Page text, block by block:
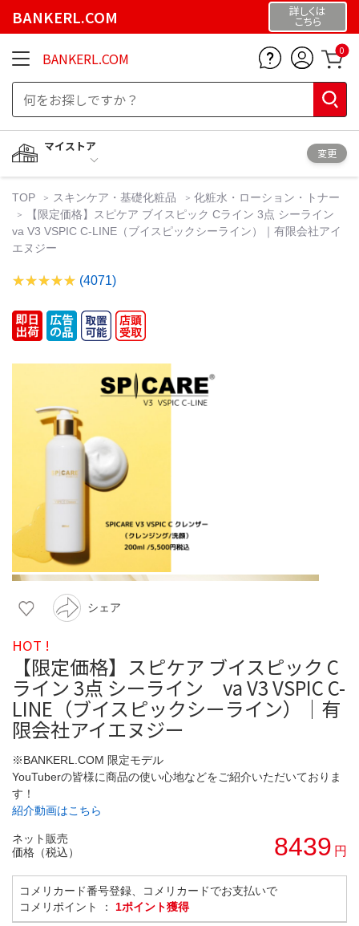
BANKERL.COM 詳しくは
こちら
BANKERL.COM 0
マイストア
変更
TOP スキンケア・基礎化粧品
化粧水・ローション・トナー
【限定価格】スピケア ブイスピック Cライン 3点 シーライン
va V3 VSPIC C-LINE（ブイスピックシーライン）｜有限会社アイ
エヌジー
(4071)
シェア
HOT !
【限定価格】スピケア ブイスピック C
ライン 3点 シーライン va V3 VSPIC C-
LINE（ブイスピックシーライン）｜有
限会社アイエヌジー
※BANKERL.COM 限定モデル
YouTuberの皆様に商品の使い心地などをご紹介いただいておりま
す！
紹介動画はこちら
ネット販売
価格（税込）
8439 円
コメリカード番号登録、コメリカードでお支払いで
コメリポイント ： 1ポイント獲得